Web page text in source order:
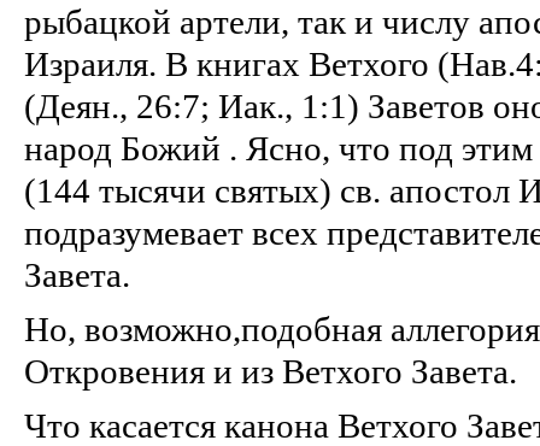
рыбацкой артели, так и числу
Израиля. В книгах Ветхого
(Деян., 26:7; Иак., 1:1) Заветов
народ Божий . Ясно, что под
(144 тысячи святых) св. апостол
подразумевает всех
Завета.
Но, возможно,подобная аллегория
Откровения и из Ветхого Завета.
Что касается канона Ветхого